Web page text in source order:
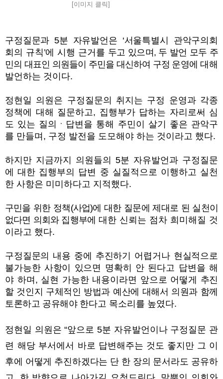
[이미지 클릭]
구정질문과5분 자유발언은 ‘서울특별시 관악구의회
회의 규칙’에 시행 근거를 두고 있으며 , 두 발언 모두 주
민의 대표인 의원들이 주민을 대신하여 구정 운영에 대해
발언하는 것이다.
정현일 의원은 구정질문의 취지는 구정 운영과 각종
정책에 대해 질문하고, 집행부가 답하는 자리로써 심
도 있는 질의ㆍ답변을 통해 주민이 살기 좋은 관악구
를 만들며 , 구정 발전을 도모해야 하는 것이라고 했다.
하지만 지금까지 의원들의 5분 자유발언과 구정질문
에 대한 집행부의 답변 중 실질적으로 이행하고 실천
한 사항은 미미하다고 지적했다.
구민을 위한 정책(사업)에 대한 질문에 제대로 된 실천이
없다면 의회와 집행부에
대한 신뢰는 점차 희미해질 것
이라고 했다.
구정질문의 내용 중에 추진하기 어렵거나 현실적으로
불가능한 사항이 있으면 명확히 안 된다고 답변을 해
야 하며 , 실현 가능한 내용이라면 앞으로 어떻게 추진
할 것인지 구체적인 방법과 예산에 대해서 의원과 함께
토론하고 공유해야 한다고 목소리를 높였다.
정현일 의원은“앞으로5분 자유발언이나 구정질문 관
련 해당 부서에서 바로 답변해주는 것도 좋지만 그 이
후에 어떻게 추진하겠다는 단 한 장의 문서라도 공유하